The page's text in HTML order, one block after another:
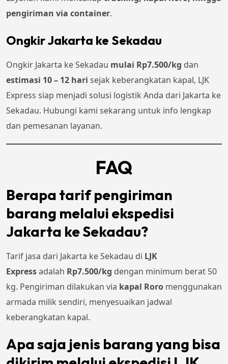
pengiriman via container.
Ongkir Jakarta ke Sekadau
Ongkir Jakarta ke Sekadau mulai Rp7.500/kg dan
estimasi 10 – 12 hari sejak keberangkatan kapal, LJK
Express siap menjadi solusi logistik Anda dari Jakarta ke
Sekadau. Hubungi kami sekarang untuk info lengkap
dan pemesanan layanan.
FAQ
Berapa tarif pengiriman
barang melalui ekspedisi
Jakarta ke Sekadau?
Tarif jasa dari Jakarta ke Sekadau di LJK
Expressadalah Rp7.500/kg dengan minimum berat 50
kg. Pengiriman dilakukan via kapal Roro menggunakan
armada milik sendiri, menyesuaikan jadwal
keberangkatan kapal.
Apa saja jenis barang yang bisa